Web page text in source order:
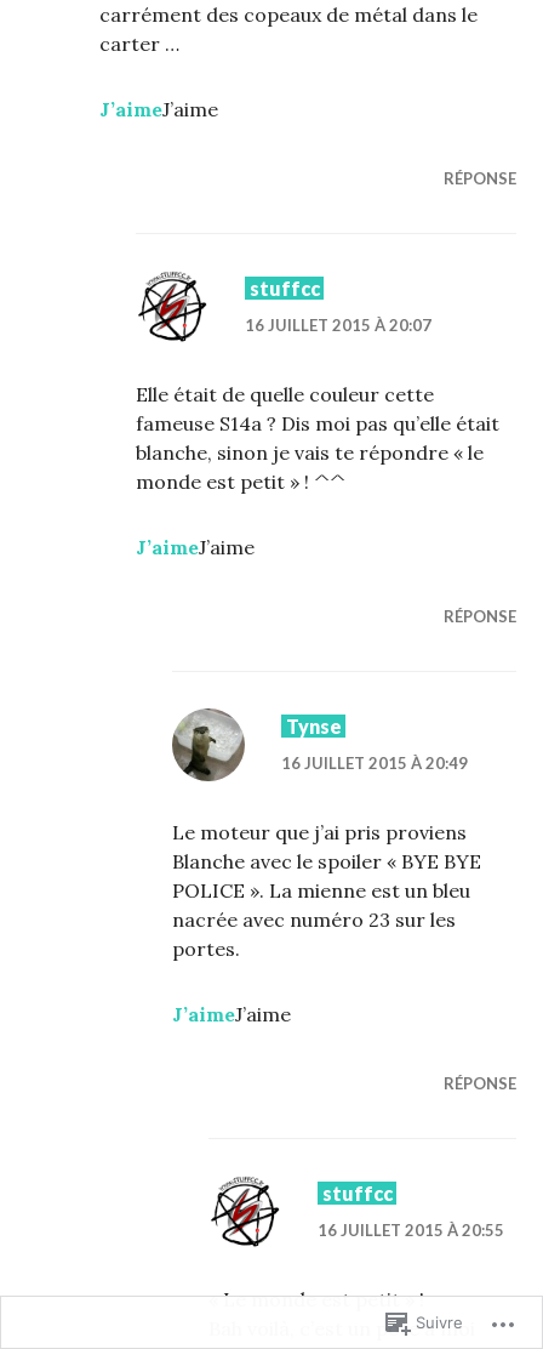
carrément des copeaux de métal dans le
carter …
J’aimeJ’aime
RÉPONSE
stuffcc
16 JUILLET 2015 À 20:07
Elle était de quelle couleur cette
fameuse S14a ? Dis moi pas qu’elle était
blanche, sinon je vais te répondre « le
monde est petit » ! ^^
J’aimeJ’aime
RÉPONSE
Tynse
16 JUILLET 2015 À 20:49
Le moteur que j’ai pris proviens
Blanche avec le spoiler « BYE BYE
POLICE ». La mienne est un bleu
nacrée avec numéro 23 sur les
portes.
J’aimeJ’aime
RÉPONSE
stuffcc
16 JUILLET 2015 À 20:55
« Le monde est petit » !
Bah voilà, c’est un pote à moi
Suivre